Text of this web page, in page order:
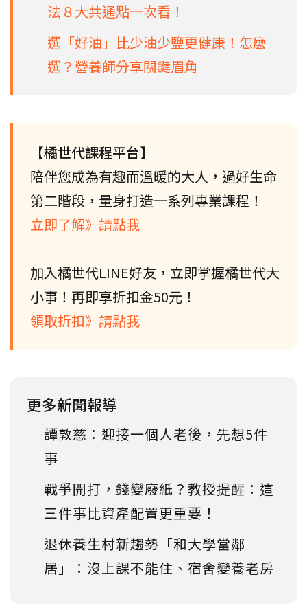
法８大共通點一次看！
選「好油」比少油少鹽更健康！怎麼
選？營養師分享關鍵眉角
【橘世代課程平台】
陪伴您成為有趣而溫暖的大人，過好生命
第二階段，量身打造一系列專業課程！
立即了解》請點我
加入橘世代LINE好友，立即掌握橘世代大
小事！再即享折扣金50元！
領取折扣》請點我
更多新聞報導
譚敦慈：迎接一個人老後，先想5件
事
戰爭開打，錢變廢紙？教授提醒：這
三件事比資產配置更重要！
退休養生村新趨勢「和大學當鄰
居」：沒上課不能住、宿舍變養老房